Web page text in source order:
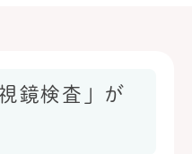
鏡検査」が